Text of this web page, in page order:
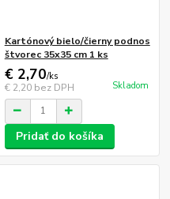
Kartónový bielo/čierny podnos
štvorec 35x35 cm 1 ks
€ 2,70/ks
€ 2,20 bez DPH Skladom
Pridať do košíka